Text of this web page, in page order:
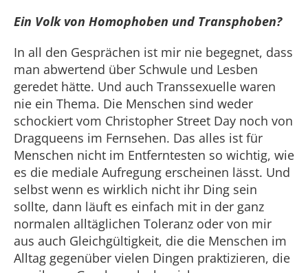
Ein Volk von Homophoben und Transphoben?
In all den Gesprächen ist mir nie begegnet, dass
man abwertend über Schwule und Lesben
geredet hätte. Und auch Transsexuelle waren
nie ein Thema. Die Menschen sind weder
schockiert vom Christopher Street Day noch von
Dragqueens im Fernsehen. Das alles ist für
Menschen nicht im Entferntesten so wichtig, wie
es die mediale Aufregung erscheinen lässt. Und
selbst wenn es wirklich nicht ihr Ding sein
sollte, dann läuft es einfach mit in der ganz
normalen alltäglichen Toleranz oder von mir
aus auch Gleichgültigkeit, die die Menschen im
Alltag gegenüber vielen Dingen praktizieren, die